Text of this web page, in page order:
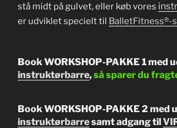
stå midt på gulvet, eller køb vores
er udviklet specielt til
BalletFitness®-
Book WORKSHOP-PAKKE 1 med
instruktørbarre,så sparer du
Book WORKSHOP-PAKKE 2 med
instruktørbarresamt adgang til